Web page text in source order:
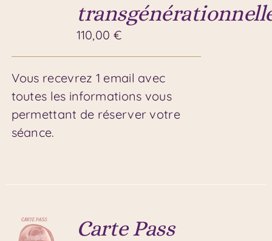
110,00 €
Vous recevrez 1 email avec
toutes les informations vous
permettant de réserver votre
séance.
Carte Pass